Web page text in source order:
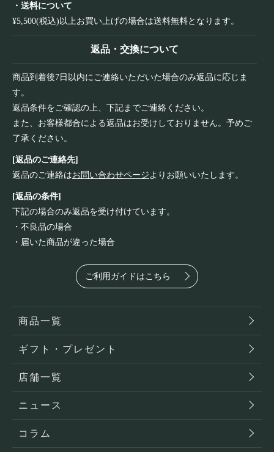
・送料について
¥5,500(税込)以上お買い上げの場合は送料無料となります。
返品・交換について
商品到着後7日以内にご連絡いただいた場合のみ返品に応じま
す。
返品条件をご確認の上、下記までご連絡ください。
また、お客様都合による返品はお受けしておりません。予めご
了承ください。
[返品のご連絡先]
返品のご連絡はお問い合わせページ よりお願いいたします。
[返品の条件]
下記の場合のみ返品を受け付けています。
・不良品の場合
・届いた商品が違った場合
ご利用ガイドはこちら
商品一覧
ギフト・プレゼント
店舗一覧
ニュース
コラム